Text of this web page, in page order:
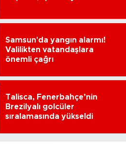
Samsun'da yangın alarmı!
Valilikten vatandaşlara
önemli çağrı
Talisca, Fenerbahçe’nin
Brezilyalı golcüler
sıralamasında yükseldi